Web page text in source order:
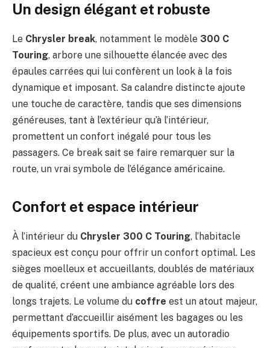
Un design élégant et robuste
Le Chrysler break, notamment le modèle 300 C
Touring, arbore une silhouette élancée avec des
épaules carrées qui lui confèrent un look à la fois
dynamique et imposant. Sa calandre distincte ajoute
une touche de caractère, tandis que ses dimensions
généreuses, tant à l’extérieur qu’à l’intérieur,
promettent un confort inégalé pour tous les
passagers. Ce break sait se faire remarquer sur la
route, un vrai symbole de l’élégance américaine.
Confort et espace intérieur
À l’intérieur du Chrysler 300 C Touring, l’habitacle
spacieux est conçu pour offrir un confort optimal. Les
sièges moelleux et accueillants, doublés de matériaux
de qualité, créent une ambiance agréable lors des
longs trajets. Le volume du coffre est un atout majeur,
permettant d’accueillir aisément les bagages ou les
équipements sportifs. De plus, avec un autoradio